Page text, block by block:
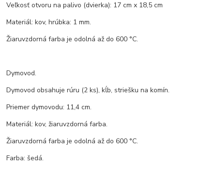
Veľkosť otvoru na palivo (dvierka): 17 cm x 18,5 cm
Materiál: kov, hrúbka: 1 mm.
Žiaruvzdorná farba je odolná až do 600 °C.
Dymovod.
Dymovod obsahuje rúru (2 ks), kĺb, striešku na komín.
Priemer dymovodu: 11,4 cm.
Materiál: kov, žiaruvzdorná farba.
Žiaruvzdorná farba je odolná až do 600 °C.
Farba: šedá.